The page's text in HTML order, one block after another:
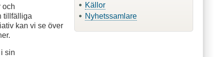
och
tillfälliga
kan vi se över
sin
Källor
Nyhetssamlare